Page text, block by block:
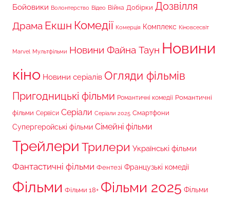
Бойовики Волонтерство Відео Війна Добірки Дозвілля
Драма Екшн Комедії Комерція Комплекс Кіновсесвіт
Marvel Мультфільми Новини Файна Таун Новини
кіно Новини серіалів Огляди фільмів
Пригодницькі фільми Романтичні комедії Романтичні
фільми Сервіси Серіали Серіали 2025 Смартфони
Супергеройські фільми Сімейні фільми
Трейлери Трилери Українські фільми
Фантастичні фільми Фентезі Французькі комедії
Фільми Фільми 18+ Фільми 2025 Фільми